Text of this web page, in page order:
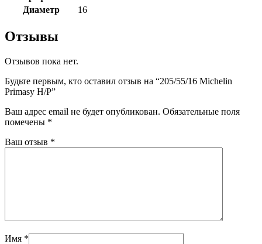
Диаметр
16
Отзывы
Отзывов пока нет.
Будьте первым, кто оставил отзыв на “205/55/16 Michelin
Primasy H/P”
Ваш адрес email не будет опубликован. Обязательные поля
помечены *
Ваш отзыв *
Имя *